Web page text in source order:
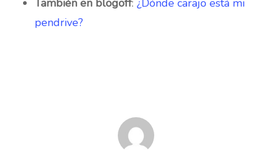
También en blogoff: ¿Dónde carajo está mi
pendrive?